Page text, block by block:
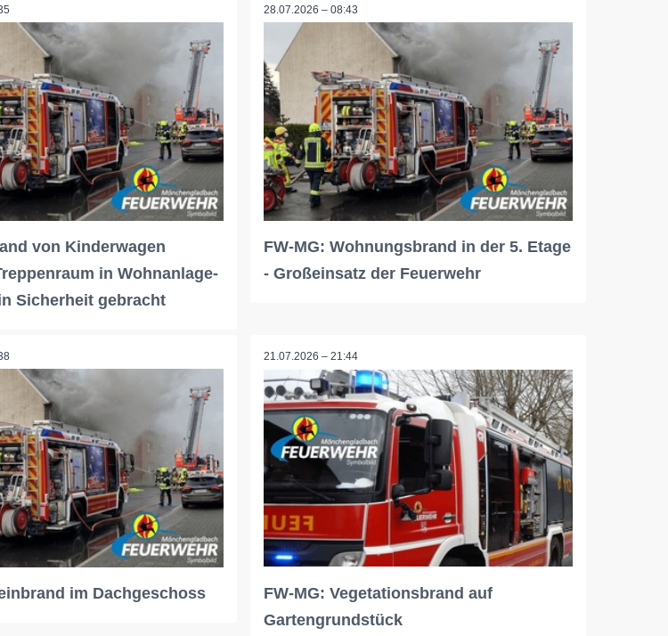
von Kinderwagen
in Wohnanlage-
Sicherheit gebracht
28.07.2026 – 08:43
FW-MG: Wohnungsbrand in der 5. Etage
- Großeinsatz der Feuerwehr
im Dachgeschoss
21.07.2026 – 21:44
FW-MG: Vegetationsbrand auf
Gartengrundstück